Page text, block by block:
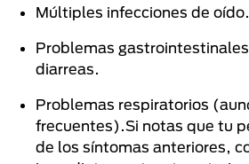
Múltiples infecciones de oído.
Problemas
diarreas.
Problemas respiratorios
frecuentes).Si notas que tu
de los síntomas anteriores,